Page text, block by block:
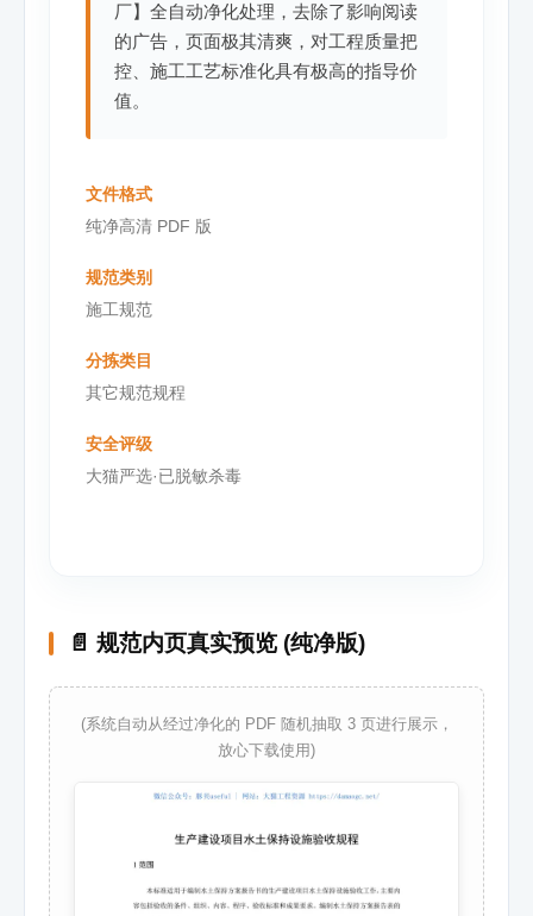
厂】全自动净化处理，去除了影响阅读
的广告，页面极其清爽，对工程质量把
控、施工工艺标准化具有极高的指导价
值。
文件格式
纯净高清 PDF 版
规范类别
施工规范
分拣类目
其它规范规程
安全评级
大猫严选·已脱敏杀毒
📄 规范内页真实预览 (纯净版)
(系统自动从经过净化的 PDF 随机抽取 3 页进行展示，
放心下载使用)